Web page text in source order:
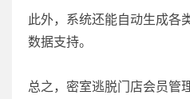
此外，系统还能自动生成各
数据支持。
总之，密室逃脱门店会员管